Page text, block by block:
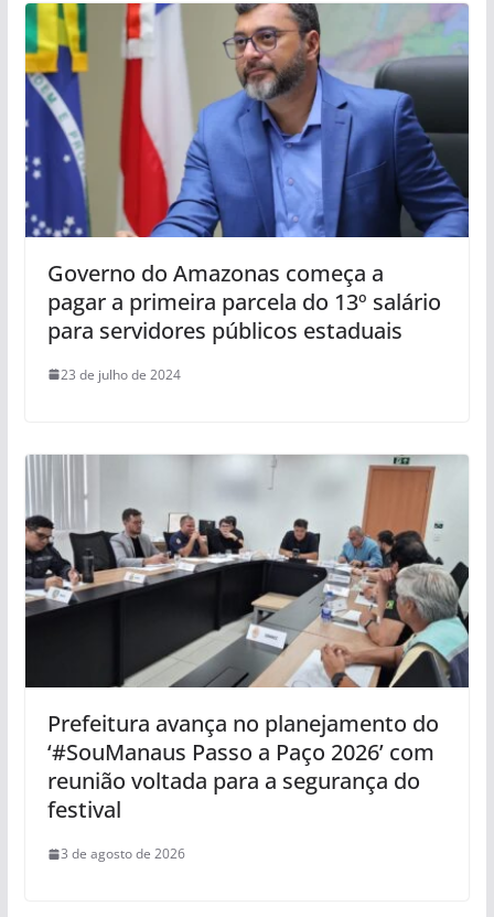
Governo do Amazonas começa a
pagar a primeira parcela do 13º salário
para servidores públicos estaduais
23 de julho de 2024
Prefeitura avança no planejamento do
‘#SouManaus Passo a Paço 2026’ com
reunião voltada para a segurança do
festival
3 de agosto de 2026